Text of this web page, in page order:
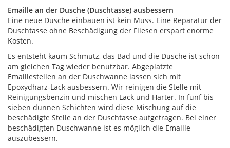
Emaille an der Dusche (Duschtasse) ausbessern
Eine neue Dusche einbauen ist kein Muss. Eine Reparatur der
Duschtasse ohne Beschädigung der Fliesen erspart enorme
Kosten.
Es entsteht kaum Schmutz, das Bad und die Dusche ist schon
am gleichen Tag wieder benutzbar. Abgeplatzte
Emaillestellen an der Duschwanne lassen sich mit
Epoxydharz-Lack ausbessern. Wir reinigen die Stelle mit
Reinigungsbenzin und mischen Lack und Härter. In fünf bis
sieben dünnen Schichten wird diese Mischung auf die
beschädigte Stelle an der Duschtasse aufgetragen. Bei einer
beschädigten Duschwanne ist es möglich die Emaille
auszubessern.